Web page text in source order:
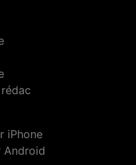
iPhone
Android